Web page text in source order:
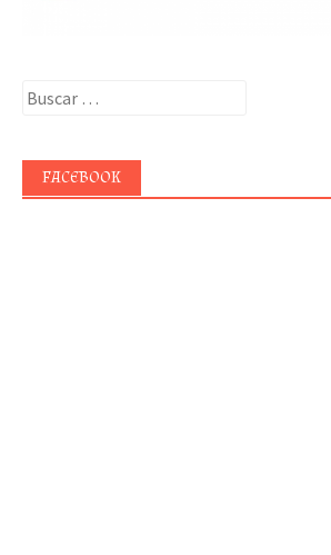
Buscar:
FACEBOOK